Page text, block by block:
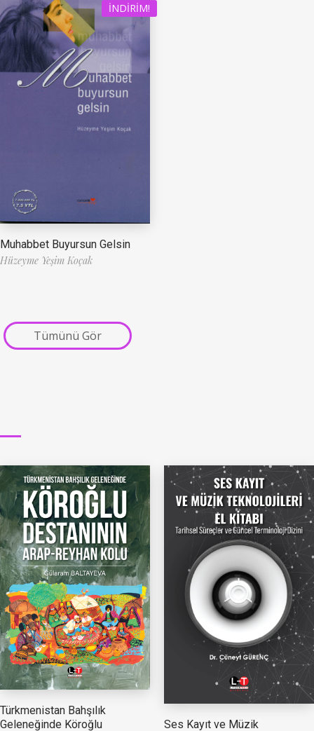
İNDIRIM!
Muhabbet Buyursun Gelsin
Hüzeyme Yeşim Koçak
Tümünü Gör
Türkmenistan Bahşılık
Geleneğinde Köroğlu
Ses Kayıt ve Müzik